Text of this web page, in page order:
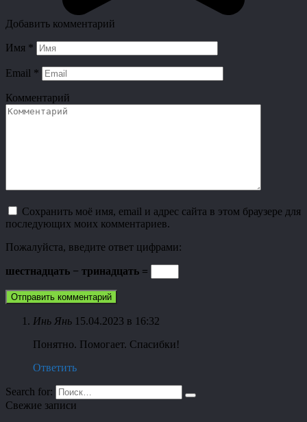
Добавить комментарий
Имя *
Email *
Комментарий
Сохранить моё имя, email и адрес сайта в этом браузере для
последующих моих комментариев.
Пожалуйста, введите ответ цифрами:
шестнадцать − тринадцать =
Инь Янь 15.04.2023 в 16:32
Понятно. Помогает. Спасибки!
Ответить
Search for:
Свежие записи